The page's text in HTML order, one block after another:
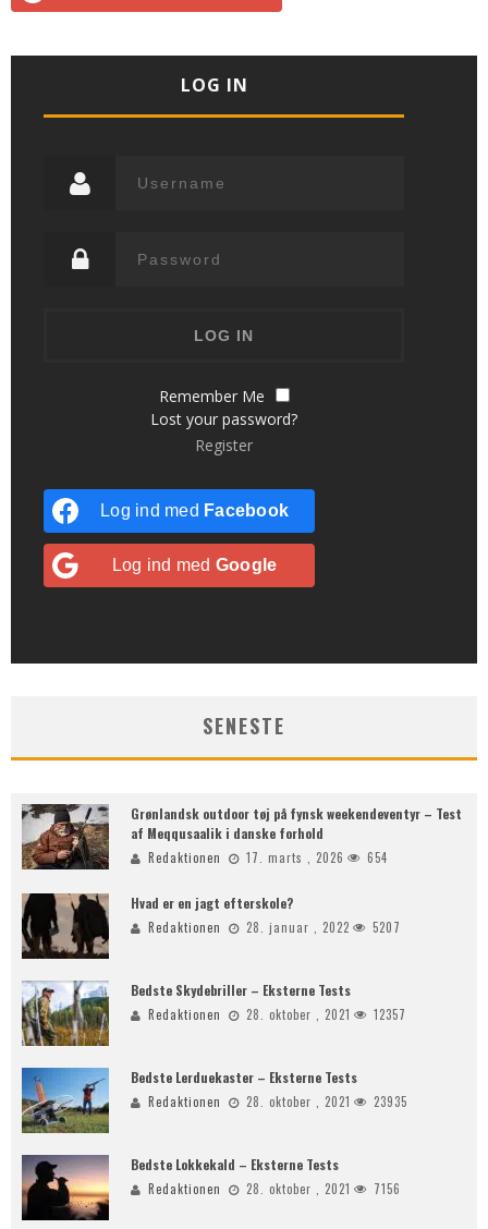
LOG IN
Remember Me
Lost your password?
Register
Log ind med Facebook
Log ind med Google
SENESTE
Grønlandsk outdoor tøj på fynsk weekendeventyr – Test
af Meqqusaalik i danske forhold
Redaktionen 17. marts , 2026 654
Hvad er en jagt efterskole?
Redaktionen 28. januar , 2022 5207
Bedste Skydebriller – Eksterne Tests
Redaktionen 28. oktober , 2021 12357
Bedste Lerduekaster – Eksterne Tests
Redaktionen 28. oktober , 2021 23935
Bedste Lokkekald – Eksterne Tests
Redaktionen 28. oktober , 2021 7156